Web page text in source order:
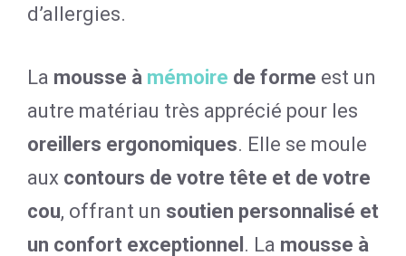
d’allergies.
La mousse à mémoire de forme est un
autre matériau très apprécié pour les
oreillers ergonomiques. Elle se moule
aux contours de votre tête et de votre
cou, offrant un soutien personnalisé et
un confort exceptionnel . La mousse à